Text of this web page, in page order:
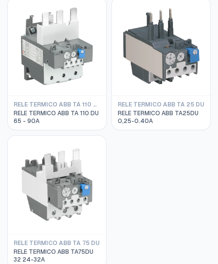
RELE TERMICO ABB TA 110 DU
RELE TERMICO ABB TA 110 DU
65 - 90A
RELE TERMICO ABB TA 25 DU
RELE TERMICO ABB TA25DU
0,25-0.40A
RELE TERMICO ABB TA 75 DU
RELE TERMICO ABB TA75DU
32 24-32A